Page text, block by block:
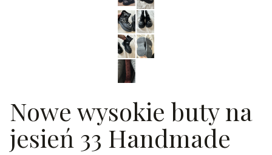
Nowe wysokie buty na
jesień 33 Handmade